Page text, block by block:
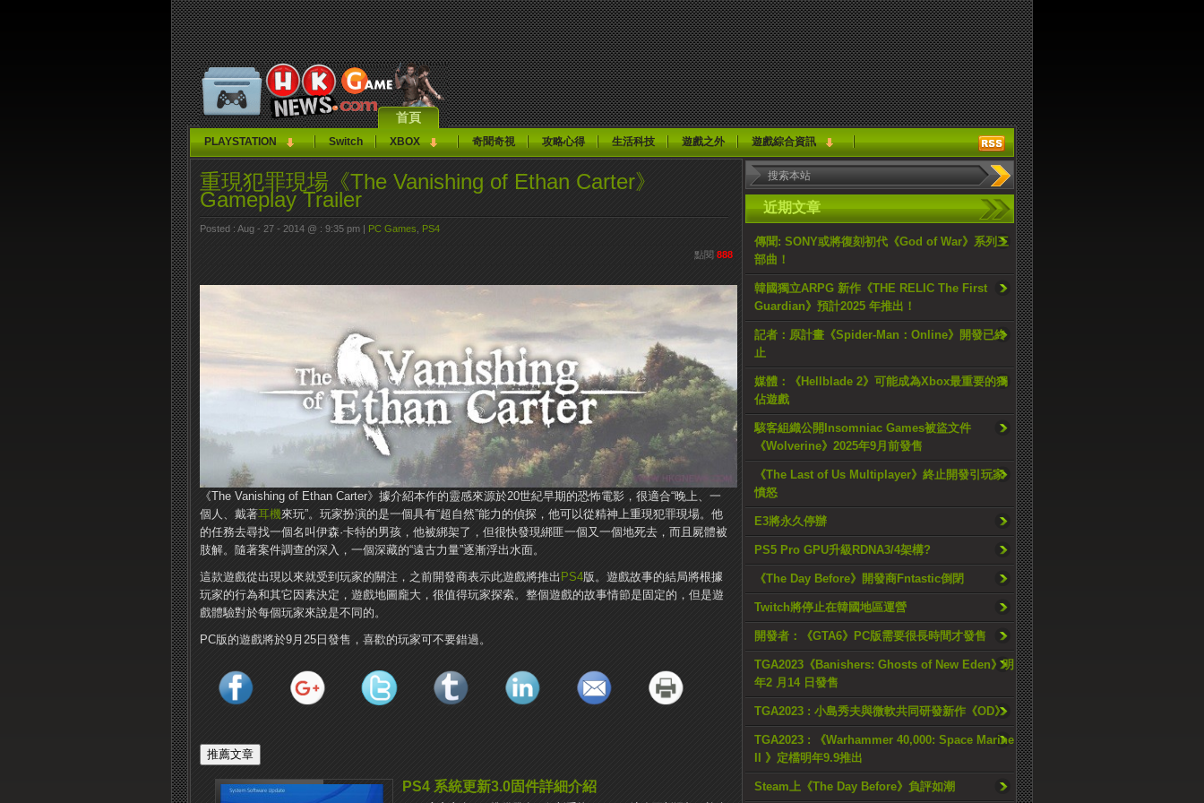
首頁
PLAYSTATION Switch XBOX 奇聞奇視 攻略心得 生活科技 遊戲之外 遊戲綜合資訊
近期文章
傳聞: SONY或將復刻初代《God of War》系列三
部曲！
韓國獨立ARPG 新作《THE RELIC The First
Guardian》預計2025 年推出！
記者：原計畫《Spider-Man：Online》開發已終
止
媒體：《Hellblade 2》可能成為Xbox最重要的獨
佔遊戲
駭客組織公開Insomniac Games被盜文件
《Wolverine》2025年9月前發售
《The Last of Us Multiplayer》終止開發引玩家
憤怒
E3將永久停辦
PS5 Pro GPU升級RDNA3/4架構?
《The Day Before》開發商Fntastic倒閉
Twitch將停止在韓國地區運營
開發者：《GTA6》PC版需要很長時間才發售
TGA2023《Banishers: Ghosts of New Eden》明
年2 月14 日發售
TGA2023 : 小島秀夫與微軟共同研發新作《OD》
TGA2023 : 《Warhammer 40,000: Space Marine
II 》定檔明年9.9推出
Steam上《The Day Before》負評如潮
重現犯罪現場《The Vanishing of Ethan Carter》
Gameplay Trailer
Posted : Aug - 27 - 2014 @ : 9:35 pm | PC Games PS4
點閱 888
《The Vanishing of Ethan Carter》據介紹本作的靈感來源於20世紀早期的恐怖電影，很適合“晚上、一
個人、戴著耳機來玩”。玩家扮演的是一個具有“超自然”能力的偵探，他可以從精神上重現犯罪現場。他
的任務去尋找一個名叫伊森·卡特的男孩，他被綁架了，但很快發現綁匪一個又一個地死去，而且屍體被
肢解。隨著案件調查的深入，一個深藏的“遠古力量”逐漸浮出水面。
這款遊戲從出現以來就受到玩家的關注，之前開發商表示此遊戲將推出 PS4版。遊戲故事的結局將根據
玩家的行為和其它因素決定，遊戲地圖龐大，很值得玩家探索。整個遊戲的故事情節是固定的，但是遊
戲體驗對於每個玩家來說是不同的。
PC版的遊戲將於9月25日發售，喜歡的玩家可不要錯過。
PS4 系統更新3.0固件詳細介紹